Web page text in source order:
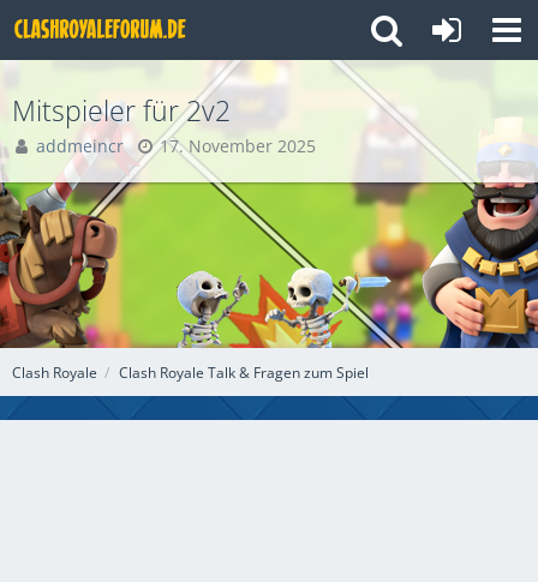
Clash Royale Clash Royale Talk & Fragen zum Spiel
Mitspieler für 2v2
addmeincr 17. November 2025